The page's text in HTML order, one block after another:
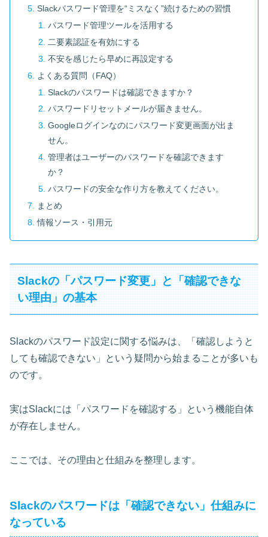
Slackパスワード管理を“ミスなく”続けるための習慣
パスワード管理ツールを活用する
二要素認証を有効にする
不安を感じたら早めに再設定する
よくある質問（FAQ）
Slackのパスワードは確認できますか？
パスワードリセットメールが届きません。
Googleログインなのにパスワード変更画面が出ま
せん。
管理者はユーザーのパスワードを確認できます
か？
パスワードの安全な作り方を教えてください。
まとめ
情報ソース・引用元
Slackの「パスワード変更」と「確認できな
い理由」の基本
Slackのパスワード設定に関する悩みは、「確認しようと
しても確認できない」という疑問から始まることが多いも
のです。
実はSlackには「パスワードを確認する」という機能自体
が存在しません。
ここでは、その理由と仕組みを整理します。
Slackのパスワードは「確認できない」仕組みに
なっている